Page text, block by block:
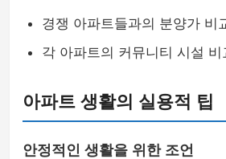
경쟁 아파트들과의 분양가 비
각 아파트의 커뮤니티 시설 비
아파트 생활의 실용적 팁
안정적인 생활을 위한 조언